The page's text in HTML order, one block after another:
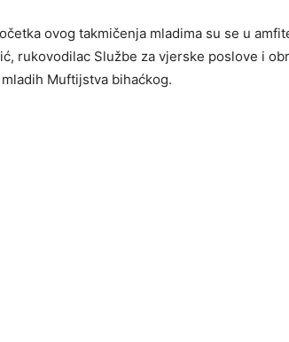
ovog takmičenja mladima su se u
rukovodilac Službe za vjerske poslove i
Muftijstva bihaćkog.